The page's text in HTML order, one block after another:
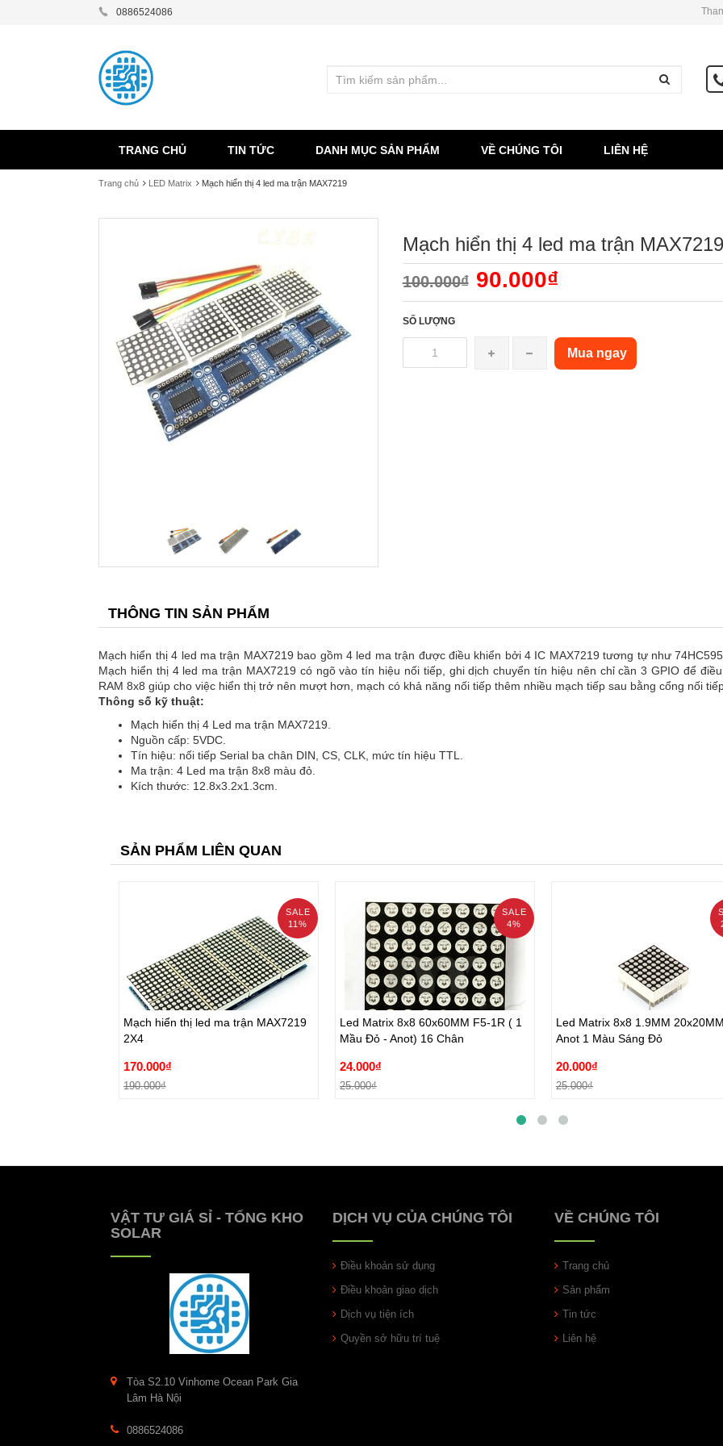
0886524086
TRANG CHỦ TIN TỨC DANH MỤC SẢN PHẨM VỀ CHÚNG TÔI LIÊN HỆ
Trang chủ LED Matrix Mạch hiển thị 4 led ma trận MAX7219
Mạch hiển thị 4 led ma trận MAX7219
100.000₫ 90.000₫
SỐ LƯỢNG
Mua ngay
THÔNG TIN SẢN PHẨM
Mạch hiển thị 4 led ma trận MAX7219 bao gồm 4 led ma trận được điều khiển bởi 4 IC MAX7219 tương tự như
Mạch hiển thị 4 led ma trận MAX7219 có ngõ vào tín hiệu nối tiếp, ghi dịch chuyển tín hiệu nên chỉ cần 3 GPIO để
RAM 8x8 giúp cho việc hiển thị trở nên mượt hơn, mạch có khả năng nối tiếp thêm nhiều mạch tiếp sau bằng cổng nối
Thông số kỹ thuật:
Mạch hiển thị 4 Led ma trận MAX7219.
Nguồn cấp: 5VDC.
Tín hiệu: nối tiếp Serial ba chân DIN, CS, CLK, mức tín hiệu TTL.
Ma trận: 4 Led ma trận 8x8 màu đỏ.
Kích thước: 12.8x3.2x1.3cm.
SẢN PHẨM LIÊN QUAN
SALE
11%
Mạch hiển thị led ma trận MAX7219
2X4
170.000₫
190.000₫
Mạch hiển thị led ma trận MAX7219
2X4
170.000₫
SALE
4%
Led Matrix 8x8 60x60MM F5-1R ( 1
Mầu Đỏ - Anot) 16 Chân
24.000₫
25.000₫
Led Matrix 8x8 60x60MM F5-1R ( 1
Mầu Đỏ - Anot) 16 Chân
24.000₫
Led Matrix 8x8 1.9MM 20x20MM
Anot 1 Màu Sáng Đỏ
20.000₫
25.000₫
Led Matrix 8x8 1.9MM 20x20MM
Anot 1 Màu Sáng Đỏ
20.000₫
VẬT TƯ GIÁ SỈ - TỔNG KHO
SOLAR
Tòa S2.10 Vinhome Ocean Park Gia
Lâm Hà Nội
0886524086
DỊCH VỤ CỦA CHÚNG TÔI
Điều khoản sử dụng
Điều khoản giao dịch
Dịch vụ tiện ích
Quyền sở hữu trí tuệ
VỀ CHÚNG TÔI
Trang chủ
Sản phẩm
Tin tức
Liên hệ